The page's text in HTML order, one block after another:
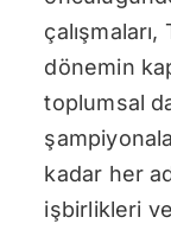
dönemin
toplumsal
kadar her
işbirlikleri